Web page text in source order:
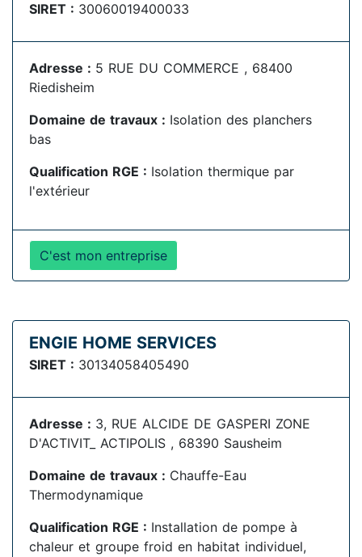
SIRET : 30060019400033
Adresse : 5 RUE DU COMMERCE , 68400
Riedisheim
Domaine de travaux : Isolation des planchers
bas
Qualification RGE : Isolation thermique par
l'extérieur
C'est mon entreprise
ENGIE HOME SERVICES
SIRET : 30134058405490
Adresse : 3, RUE ALCIDE DE GASPERI ZONE
D'ACTIVIT_ ACTIPOLIS , 68390 Sausheim
Domaine de travaux : Chauffe-Eau
Thermodynamique
Qualification RGE : Installation de pompe à
chaleur et groupe froid en habitat individuel,